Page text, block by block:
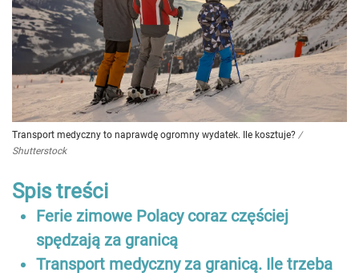
Transport medyczny to naprawdę ogromny wydatek. Ile kosztuje? /
Shutterstock
Spis treści
Ferie zimowe Polacy coraz częściej
spędzają za granicą
Transport medyczny za granicą. Ile trzeba